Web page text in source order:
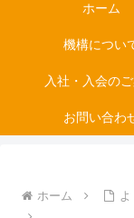
ホーム
機構につい
入社・入会の
お問い合わ
ホーム よ